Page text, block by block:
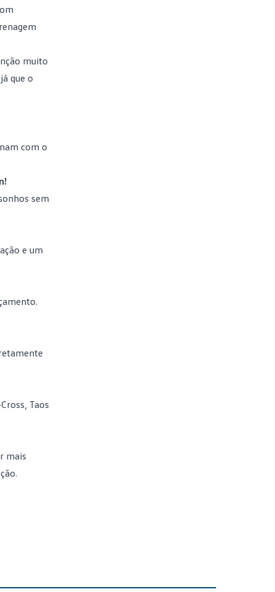
muito
que o
com o
sem
e um
Taos
mais